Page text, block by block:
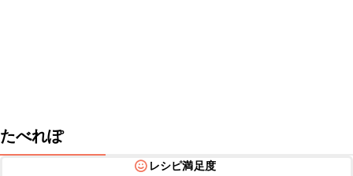
たべれぽ
レシピ満足度